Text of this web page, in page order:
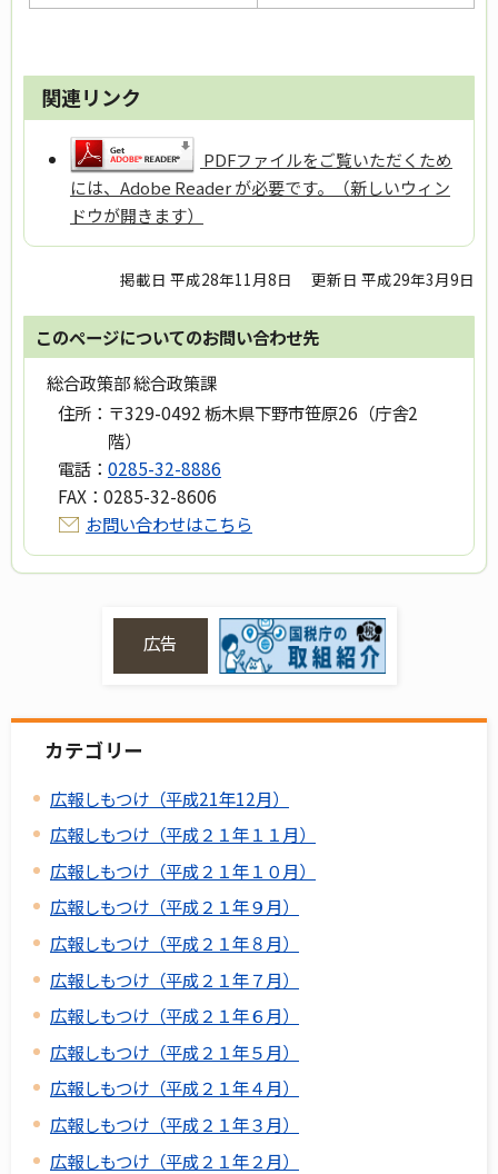
関連リンク
PDFファイルをご覧いただくため
には、Adobe Reader が必要です。（新しいウィン
ドウが開きます）
掲載日 平成28年11月8日 更新日 平成29年3月9日
このページについてのお問い合わせ先
総合政策部 総合政策課
住所： 〒329-0492 栃木県下野市笹原26（庁舎2
階）
電話： 0285-32-8886
FAX： 0285-32-8606
お問い合わせはこちら
広告
カテゴリー
広報しもつけ（平成21年12月）
広報しもつけ（平成２１年１１月）
広報しもつけ（平成２１年１０月）
広報しもつけ（平成２１年９月）
広報しもつけ（平成２１年８月）
広報しもつけ（平成２１年７月）
広報しもつけ（平成２１年６月）
広報しもつけ（平成２１年５月）
広報しもつけ（平成２１年４月）
広報しもつけ（平成２１年３月）
広報しもつけ（平成２１年２月）